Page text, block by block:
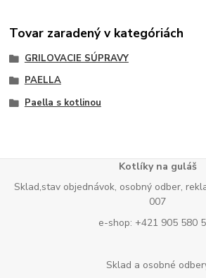
Tovar zaradený v kategóriách
GRILOVACIE SÚPRAVY
PAELLA
Paella s kotlinou
Kotlíky na guláš
Sklad,stav objednávok, osobný odber,
007
e-shop: +421 905 580
Sklad a osobné